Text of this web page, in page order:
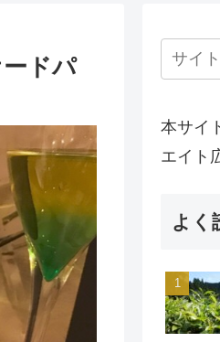
ドパ
本サイ
エイト
よく